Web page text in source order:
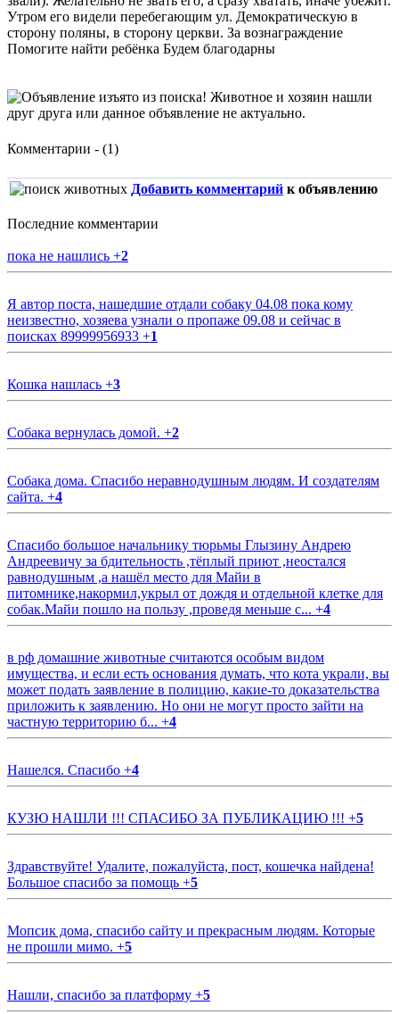
Утром его видели перебегающим ул. Демократическую в
сторону поляны, в сторону церкви. За вознаграждение
Помогите найти ребёнка Будем благодарны
Комментарии - (1)
Добавить комментарий к объявлению
Последние комментарии
пока не нашлись +2
Я автор поста, нашедшие отдали собаку 04.08 пока кому
неизвестно, хозяева узнали о пропаже 09.08 и сейчас в
поисках 89999956933 +1
Кошка нашлась +3
Собака вернулась домой. +2
Собака дома. Спасибо неравнодушным людям. И создателям
сайта. +4
Спасибо большое начальнику тюрьмы Глызину Андрею
Андреевичу за бдительность ,тёплый приют ,неостался
равнодушным ,а нашёл место для Майи в
питомнике,накормил,укрыл от дождя и отдельной клетке для
собак.Майи пошло на пользу ,проведя меньше с... +4
в рф домашние животные считаются особым видом
имущества, и если есть основания думать, что кота украли, вы
может подать заявление в полицию, какие-то доказательства
приложить к заявлению. Но они не могут просто зайти на
частную территорию б... +4
Нашелся. Спасибо +4
КУЗЮ НАШЛИ !!! СПАСИБО ЗА ПУБЛИКАЦИЮ !!! +5
Здравствуйте! Удалите, пожалуйста, пост, кошечка найдена!
Большое спасибо за помощь +5
Мопсик дома, спасибо сайту и прекрасным людям. Которые
не прошли мимо. +5
Нашли, спасибо за платформу +5